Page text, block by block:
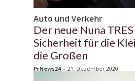
Auto und Verkehr
Der neue Nuna
Sicherheit für die
die Großen
PrNews24 - 21. Dezember 2020